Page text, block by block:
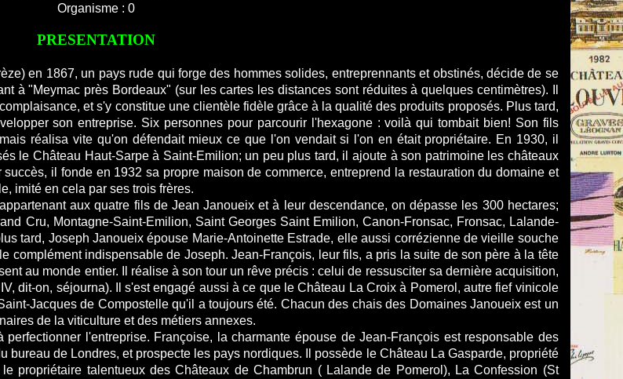
Organisme : 0
PRESENTATION
en 1867, un pays rude qui forge des hommes solides, entreprennants et obstinés, décide de se
à "Meymac près Bordeaux" (sur les cartes les distances sont réduites à quelques centimètres). Il
et s'y constitue une clientèle fidèle grâce à la qualité des produits proposés. Plus tard,
son entreprise. Six personnes pour parcourir l'hexagone : voilà qui tombait bien! Son fils
réalisa vite qu'on défendait mieux ce que l'on vendait si l'on en était propriétaire. En 1930, il
le Château Haut-Sarpe à Saint-Emilion; un peu plus tard, il ajoute à son patrimoine les châteaux
il fonde en 1932 sa propre maison de commerce, entreprend la restauration du domaine et
imité en cela par ses trois frères.
aux quatre fils de Jean Janoueix et à leur descendance, on dépasse les 300 hectares;
Cru, Montagne-Saint-Emilion, Saint Georges Saint Emilion, Canon-Fronsac, Fronsac, Lalande-
tard, Joseph Janoueix épouse Marie-Antoinette Estrade, elle aussi corrézienne de vieille souche
complément indispensable de Joseph. Jean-François, leur fils, a pris la suite de son père à la tête
au monde entier. Il réalise à son tour un rêve précis : celui de ressusciter sa dernière acquisition,
dit-on, séjourna). Il s'est engagé aussi à ce que le Château La Croix à Pomerol, autre fief vinicole
Jacques de Compostelle qu'il a toujours été. Chacun des chais des Domaines Janoueix est un
de la viticulture et des métiers annexes.
l'entreprise. Françoise, la charmante épouse de Jean-François est responsable des
de Londres, et prospecte les pays nordiques. Il possède le Château La Gasparde, propriété
propriétaire talentueux des Châteaux de Chambrun ( Lalande de Pomerol), La Confession (St